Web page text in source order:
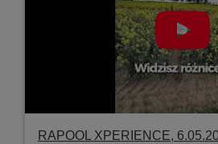
RAPOOL XPERIENCE,